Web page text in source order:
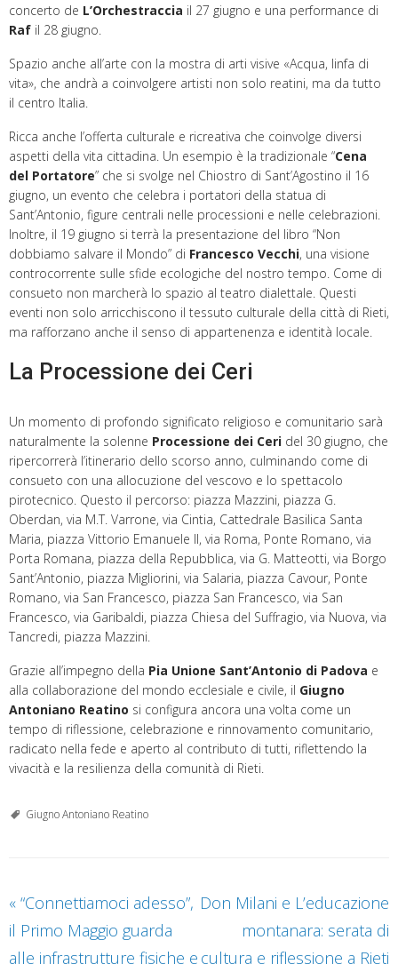
concerto de L’Orchestraccia il 27 giugno e una performance di
Raf il 28 giugno.
Spazio anche all’arte con la mostra di arti visive «Acqua, linfa di
vita», che andrà a coinvolgere artisti non solo reatini, ma da tutto
il centro Italia.
Ricca anche l’offerta culturale e ricreativa che coinvolge diversi
aspetti della vita cittadina. Un esempio è la tradizionale “Cena
del Portatore” che si svolge nel Chiostro di Sant’Agostino il 16
giugno, un evento che celebra i portatori della statua di
Sant’Antonio, figure centrali nelle processioni e nelle celebrazioni.
Inoltre, il 19 giugno si terrà la presentazione del libro “Non
dobbiamo salvare il Mondo” di Francesco Vecchi, una visione
controcorrente sulle sfide ecologiche del nostro tempo. Come di
consueto non marcherà lo spazio al teatro dialettale. Questi
eventi non solo arricchiscono il tessuto culturale della città di Rieti,
ma rafforzano anche il senso di appartenenza e identità locale.
La Processione dei Ceri
Un momento di profondo significato religioso e comunitario sarà
naturalmente la solenne Processione dei Ceri del 30 giugno, che
ripercorrerà l’itinerario dello scorso anno, culminando come di
consueto con una allocuzione del vescovo e lo spettacolo
pirotecnico. Questo il percorso: piazza Mazzini, piazza G.
Oberdan, via M.T. Varrone, via Cintia, Cattedrale Basilica Santa
Maria, piazza Vittorio Emanuele II, via Roma, Ponte Romano, via
Porta Romana, piazza della Repubblica, via G. Matteotti, via Borgo
Sant’Antonio, piazza Migliorini, via Salaria, piazza Cavour, Ponte
Romano, via San Francesco, piazza San Francesco, via San
Francesco, via Garibaldi, piazza Chiesa del Suffragio, via Nuova, via
Tancredi, piazza Mazzini.
Grazie all’impegno della Pia Unione Sant’Antonio di Padova e
alla collaborazione del mondo ecclesiale e civile, il Giugno
Antoniano Reatino si configura ancora una volta come un
tempo di riflessione, celebrazione e rinnovamento comunitario,
radicato nella fede e aperto al contributo di tutti, riflettendo la
vivacità e la resilienza della comunità di Rieti.
Giugno Antoniano Reatino
« “Connettiamoci adesso”,
il Primo Maggio guarda
alle infrastrutture fisiche e
Don Milani e L’educazione
montanara: serata di
cultura e riflessione a Rieti